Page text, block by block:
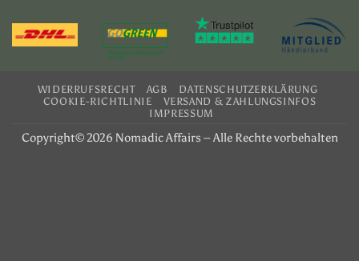
WIDERRUFSRECHT AGB
DATENSCHUTZERKLÄRUNG
COOKIE-RICHTLINIE
VERSAND & ZAHLUNGSINFOS
IMPRESSUM
Copyright© 2026 Nomadic Affairs – Alle Rechte vorbehalten